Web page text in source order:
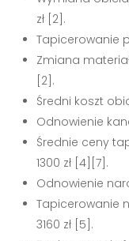
zł [2].
Tapicerowanie
Zmiana
[2].
Średni koszt
Odnowienie
Średnie ceny
1300 zł [4][7].
Odnowienie
Tapicerowanie
3160 zł [5].